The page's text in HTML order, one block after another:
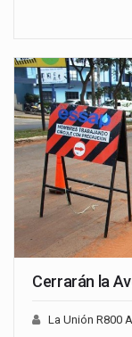
Cerrarán la
La Unión R800